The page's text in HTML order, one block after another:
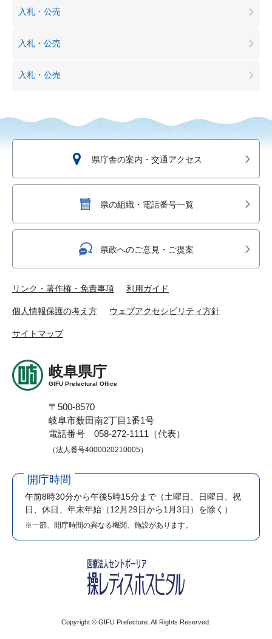
入札・公売
入札・公売
入札・公売
県庁舎の案内・交通アクセス
県の組織・電話番号一覧
県政へのご意見・ご提案
リンク・著作権・免責事項 利用ガイド
個人情報保護の考え方 ウェブアクセシビリティ方針
サイトマップ
岐阜県庁
GIFU Prefectural Office
〒500-8570
岐阜市薮田南2丁目1番1号
電話番号 058-272-1111（代表）
（法人番号4000020210005）
開庁時間
午前8時30分から午後5時15分まで （土曜日、日曜日、祝
日、休日、年末年始（12月29日から1月3日）を除く）
※一部、開庁時間の異なる機関、施設があります。
Copyright © GIFU Prefecture. All Rights Reserved.